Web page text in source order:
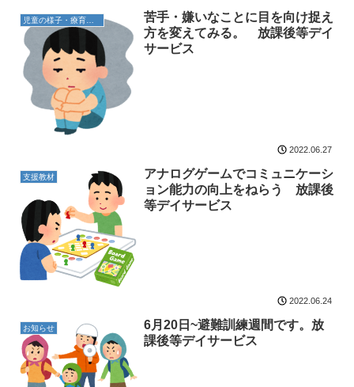
児童の様子・療育内容
苦手・嫌いなことに目を向け捉え
方を変えてみる。 放課後等デイ
サービス
2022.06.27
支援教材
アナログゲームでコミュニケーシ
ョン能力の向上をねらう 放課後
等デイサービス
2022.06.24
お知らせ
6月20日~避難訓練週間です。放
課後等デイサービス